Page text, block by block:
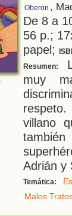
Oberon ,
De 8 a
56 p.;
papel;
Resumen:
muy
villano
Adrián y
Temática:
Malos